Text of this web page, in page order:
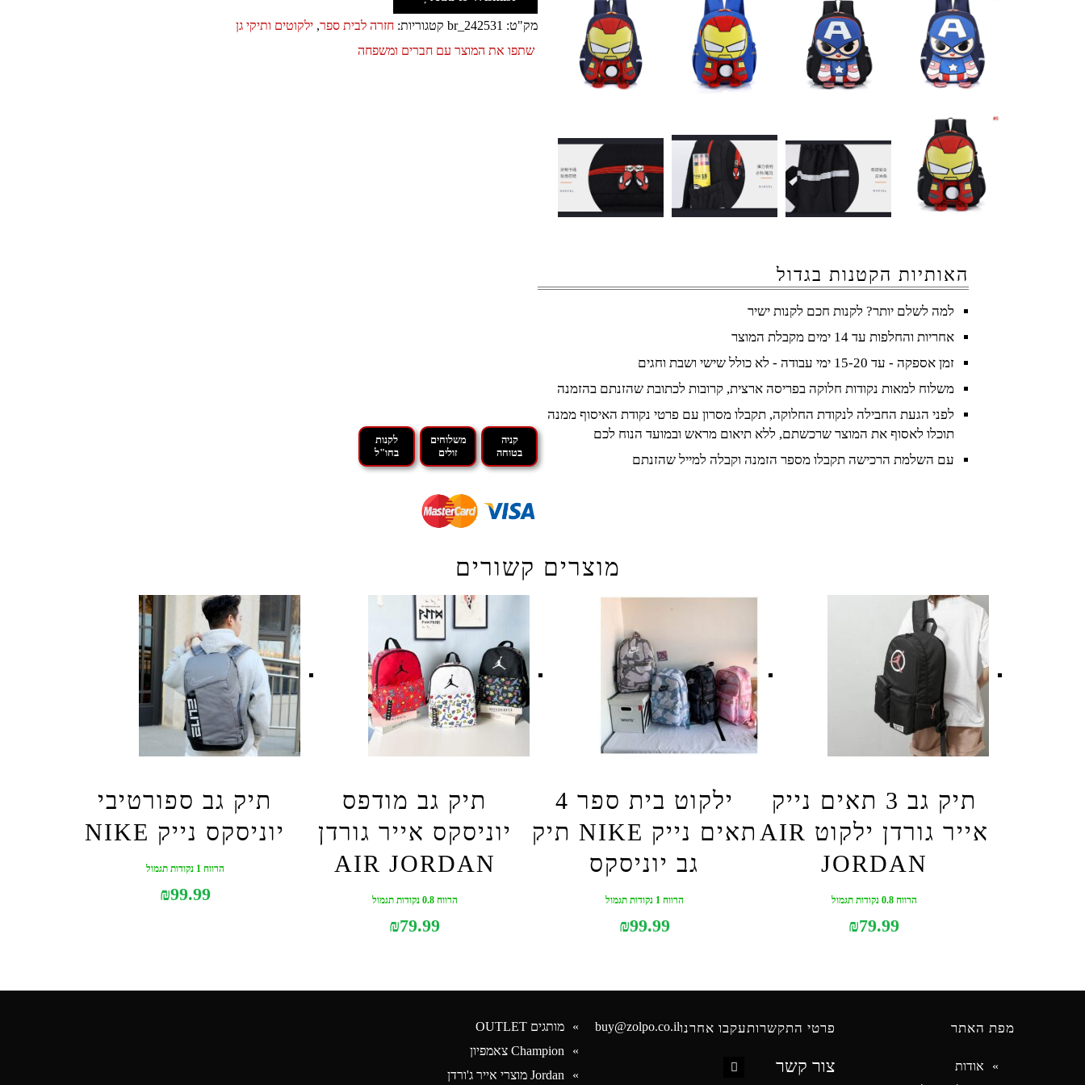
מק"ט: br_242531 קטגוריות: חזרה לבית ספר, ילקוטים ותיקי גן
שתפו את המוצר עם חברים ומשפחה
האותיות הקטנות בגדול
למה לשלם יותר? לקנות חכם לקנות ישיר
אחריות והחלפות עד 14 ימים מקבלת המוצר
זמן אספקה - עד 15-20 ימי עבודה - לא כולל שישי ושבת וחגים
משלוח למאות נקודות חלוקה בפריסה ארצית, קרובות לכתובת שהזנתם בהזמנה
לפני הגעת החבילה לנקודת החלוקה, תקבלו מסרון עם פרטי נקודת האיסוף ממנה
תוכלו לאסוף את המוצר שרכשתם, ללא תיאום מראש ובמועד הנוח לכם
עם השלמת הרכישה תקבלו מספר הזמנה וקבלה למייל שהזנתם
קניה
בטוחה
משלוחים
זולים
לקנות
בחו"ל
מוצרים קשורים
תיק גב 3 תאים נייק
אייר גורדן ילקוט AIR
JORDAN
הרווח 0.8 נקודות תגמול
₪79.99
ילקוט בית ספר 4
תאים נייק NIKE תיק
גב יוניסקס
הרווח 1 נקודות תגמול
₪99.99
תיק גב מודפס
יוניסקס אייר גורדן
AIR JORDAN
הרווח 0.8 נקודות תגמול
₪79.99
תיק גב ספורטיבי
יוניסקס נייק NIKE
הרווח 1 נקודות תגמול
₪99.99
מפת האתר
אודות
פרטי התקשרות
צור קשר
עקבו אחרנוbuy@zolpo.co.il
מותגים OUTLET
Champion צאמפיון
Jordan מוצרי אייר ג'ורדן